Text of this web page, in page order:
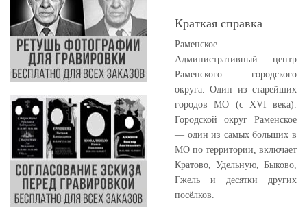
Краткая справка
Раменское —
Административный центр
Раменского городского
округа. Один из старейших
городов МО (с XVI века).
Городской округ Раменское
— один из самых больших в
МО по территории, включает
Кратово, Удельную, Быково,
Гжель и десятки других
посёлков.